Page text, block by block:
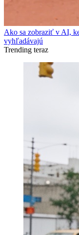
Ako sa zobraziť v AI,
vyhľadávajú
Trending teraz